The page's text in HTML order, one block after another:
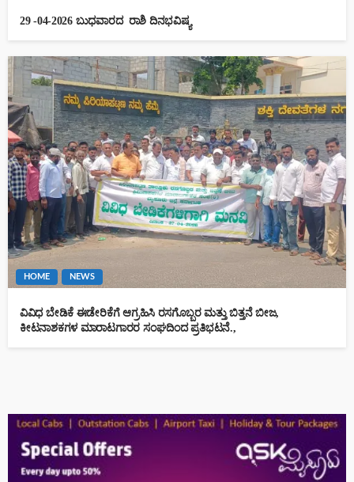
29 -04-2026 ಬುಧವಾರದ ರಾಶಿ ದಿನಭವಿಷ್ಯ
HOME NEWS
ವಿವಿಧ ಬೇಡಿಕೆ ಈಡೇರಿಕೆಗೆ ಆಗ್ರಹಿಸಿ ರಸಗೊಬ್ಬರ ಮತ್ತು ಬಿತ್ತನೆ ಬೀಜ,
ಕೀಟನಾಶಕಗಳ ಮಾರಾಟಗಾರರ ಸಂಘದಿಂದ ಪ್ರತಿಭಟನೆ.,